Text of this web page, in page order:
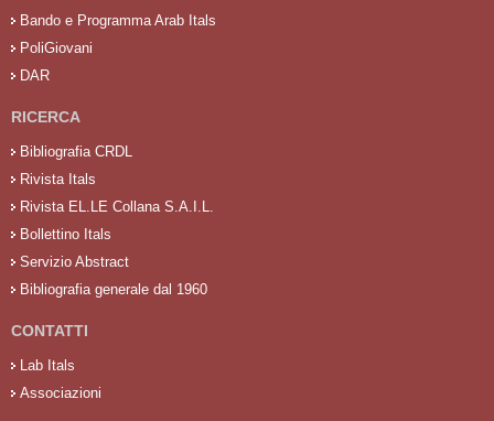
Bando e Programma Arab Itals
PoliGiovani
DAR
RICERCA
Bibliografia CRDL
Rivista Itals
Rivista EL.LE Collana S.A.I.L.
Bollettino Itals
Servizio Abstract
Bibliografia generale dal 1960
CONTATTI
Lab Itals
Associazioni